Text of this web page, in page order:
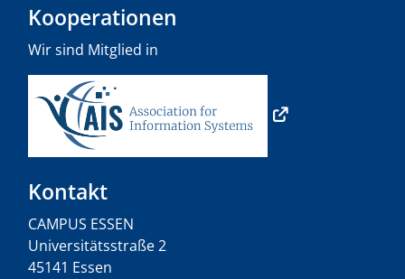
Kooperationen
Wir sind Mitglied in
Kontakt
CAMPUS ESSEN
Universitätsstraße 2
45141 Essen